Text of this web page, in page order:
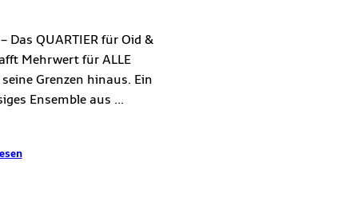
Das QUARTIER für Oid &
Mehrwert für ALLE
Grenzen hinaus. Ein
Ensemble aus ...